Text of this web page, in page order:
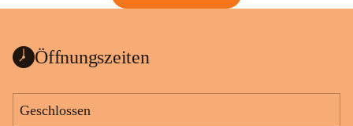
Öffnungszeiten
Geschlossen